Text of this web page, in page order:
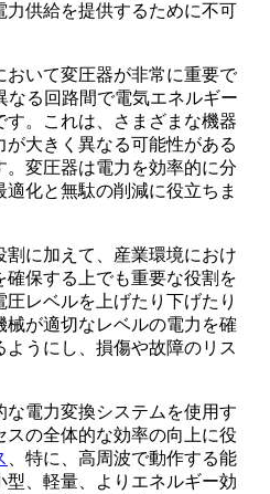
供給を提供するために不可
おいて変圧器が非常に重要で
なる回路間で電気エネルギー
す。これは、さまざまな機器
大きく異なる可能性がある
変圧器は電力を効率的に分
化と無駄の削減に役立ちま
に加えて、産業環境におけ
確保する上でも重要な役割を
レベルを上げたり下げたり
が適切なレベルの電力を確
うにし、損傷や故障のリス
な電力変換システムを使用す
スの全体的な効率の向上に役
、特に、高周波で動作する能
、軽量、よりエネルギー効